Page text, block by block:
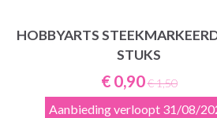
HOBBYARTS
STUKS
€ 0,90€ 1,50
Aanbieding verloopt 31/08/